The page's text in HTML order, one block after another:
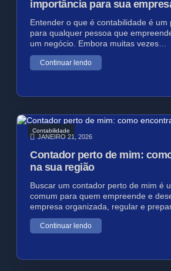
importância para sua
Entender o que é contabilidade é um
para qualquer pessoa que
um negócio. Embora muitas vezes…
Continuar lendo
Contabilidade
JANEIRO 21, 2026
Contador perto de mim:
na sua região
Buscar um contador perto de mim é
comum para quem empreende e
empresa organizada, regular e
Continuar lendo